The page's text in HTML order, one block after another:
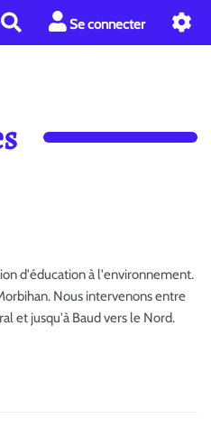
e
Se connecter
d'éducation à l'environnement.
Nous intervenons entre
et jusqu'à Baud vers le Nord.